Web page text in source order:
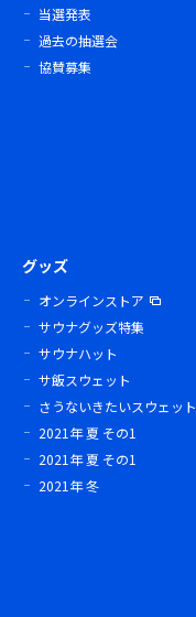
当選発表
過去の抽選会
協賛募集
グッズ
オンラインストア
サウナグッズ特集
サウナハット
サ飯スウェット
さうないきたいスウェット
2021年 夏 その1
2021年 夏 その1
2021年 冬